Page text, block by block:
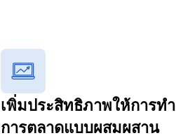
เพิ่มประสิทธิภาพให้การทำ
การตลาดแบบผสมผสาน